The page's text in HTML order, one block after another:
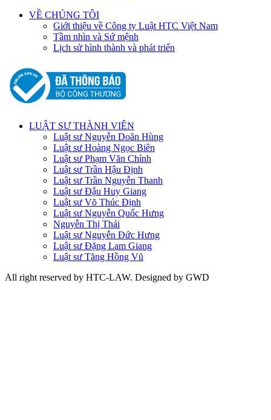
VỀ CHÚNG TÔI
Giới thiệu về Công ty Luật HTC Việt Nam
Tầm nhìn và Sứ mệnh
Lịch sử hình thành và phát triển
LUẬT SƯ THÀNH VIÊN
Luật sư Nguyễn Doãn Hùng
Luật sư Hoàng Ngọc Biên
Luật sư Phạm Văn Chỉnh
Luật sư Trần Hậu Định
Luật sư Trần Nguyễn Thanh
Luật sư Đậu Huy Giang
Luật sư Võ Thúc Định
Luật sư Nguyễn Quốc Hưng
Nguyễn Thị Thái
Luật sư Nguyễn Đức Hưng
Luật sư Đặng Lam Giang
Luật sư Tăng Hồng Vũ
All right reserved by HTC-LAW. Designed by GWD